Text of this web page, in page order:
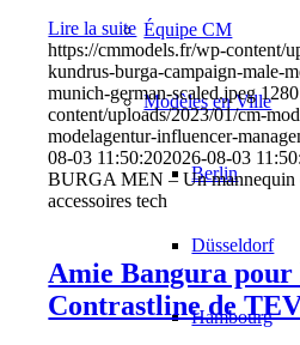
Équipe CM
Modèles en Ville
Berlin
Düsseldorf
Hambourg
Lire la suite
https://cmmodels.fr/wp-content/
kundrus-burga-campaign-male-
munich-german-scaled.jpeg 1280
content/uploads/2023/01/cm-
modelagentur-influencer-
08-03 11:50:202026-08-03
BURGA MEN – Un mannequin
accessoires tech
Amie Bangura pour
Contrastline de